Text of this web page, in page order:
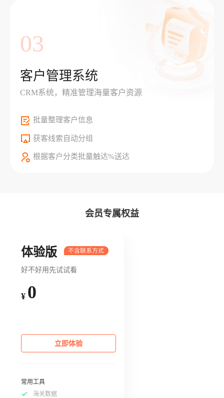
03
客户管理系统
CRM系统，精准管理海量客户资源
批量整理客户信息
获客线索自动分组
根据客户分类批量触达%送达
会员专属权益
体验版
好不好用先试试看
¥ 0
立即体验
常用工具
海关数据